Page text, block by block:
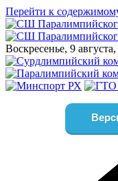
Перейти к
Воскресенье, 9